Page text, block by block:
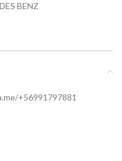
BENZ
+56991797881